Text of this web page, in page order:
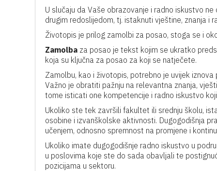
U slučaju da Vaše obrazovanje i radno iskustvo
drugim redoslijedom, tj. istaknuti vještine, znanja i
Životopis je prilog zamolbi za posao, stoga se i
Zamolba za posao je tekst kojim se ukratko
koja su ključna za posao za koji se natječete.
Zamolbu, kao i životopis, potrebno je uvijek
Važno je obratiti pažnju na relevantna znanja,
tome isticati one kompetencije i radno iskustvo
Ukoliko ste tek završili fakultet ili srednju školu,
osobine i izvanškolske aktivnosti. Dugogodišnja
učenjem, odnosno spremnost na promjene i
Ukoliko imate dugogodišnje radno iskustvo u
u poslovima koje ste do sada obavljali te
pozicijama u sektoru.